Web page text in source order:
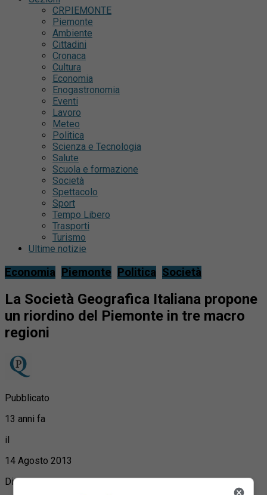
CRPIEMONTE
Piemonte
Ambiente
Cittadini
Cronaca
Cultura
Economia
Enogastronomia
Eventi
Lavoro
Meteo
Politica
Scienza e Tecnologia
Salute
Scuola e formazione
Società
Spettacolo
Sport
Tempo Libero
Trasporti
Turismo
Ultime notizie
Economia Piemonte Politica Società
La Società Geografica Italiana propone
un riordino del Piemonte in tre macro
regioni
Pubblicato
13 anni fa
il
14 Agosto 2013
Di